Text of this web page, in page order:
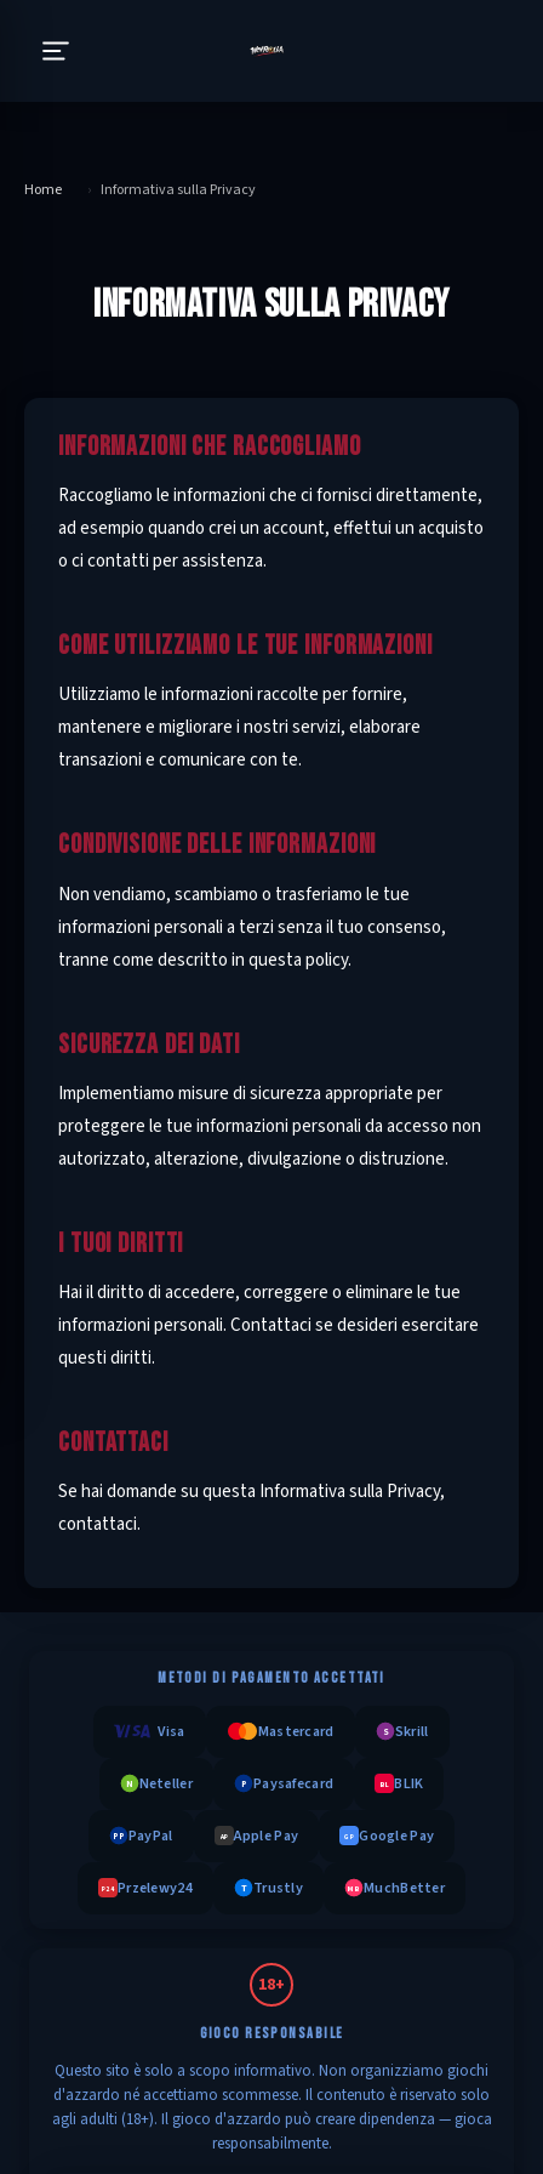
Home › Informativa sulla Privacy
INFORMATIVA SULLA PRIVACY
INFORMAZIONI CHE RACCOGLIAMO
Raccogliamo le informazioni che ci fornisci direttamente,
ad esempio quando crei un account, effettui un acquisto
o ci contatti per assistenza.
COME UTILIZZIAMO LE TUE INFORMAZIONI
Utilizziamo le informazioni raccolte per fornire,
mantenere e migliorare i nostri servizi, elaborare
transazioni e comunicare con te.
CONDIVISIONE DELLE INFORMAZIONI
Non vendiamo, scambiamo o trasferiamo le tue
informazioni personali a terzi senza il tuo consenso,
tranne come descritto in questa policy.
SICUREZZA DEI DATI
Implementiamo misure di sicurezza appropriate per
proteggere le tue informazioni personali da accesso non
autorizzato, alterazione, divulgazione o distruzione.
I TUOI DIRITTI
Hai il diritto di accedere, correggere o eliminare le tue
informazioni personali. Contattaci se desideri esercitare
questi diritti.
CONTATTACI
Se hai domande su questa Informativa sulla Privacy,
contattaci.
METODI DI PAGAMENTO ACCETTATI
Visa Mastercard S Skrill
N Neteller P Paysafecard BL BLIK
PP PayPal AP Apple Pay GP Google Pay
P24 Przelewy24 T Trustly MB MuchBetter
18+
GIOCO RESPONSABILE
Questo sito è solo a scopo informativo. Non organizziamo giochi
d'azzardo né accettiamo scommesse. Il contenuto è riservato solo
agli adulti (18+). Il gioco d'azzardo può creare dipendenza — gioca
responsabilmente.